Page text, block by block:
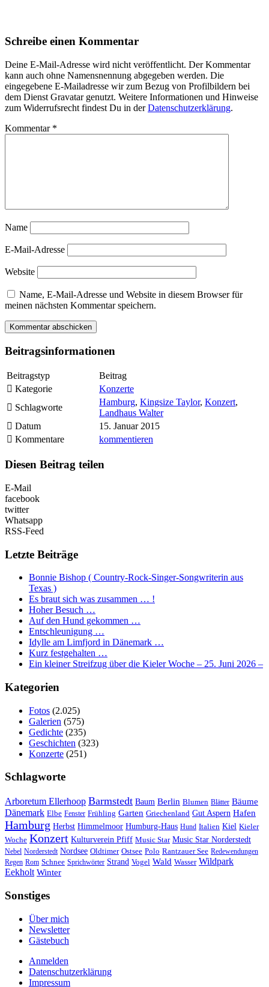
Schreibe einen Kommentar
Deine E-Mail-Adresse wird nicht veröffentlicht. Der Kommentar
kann auch ohne Namensnennung abgegeben werden. Die
eingegebene E-Mailadresse wir zum Bezug von Profilbildern bei
dem Dienst Gravatar genutzt. Weitere Informationen und Hinweise
zum Widerrufsrecht findest Du in derDatenschutzerklärung.
Kommentar *
Name
E-Mail-Adresse
Website
Name, E-Mail-Adresse und Website in diesem Browser für
meinen nächsten Kommentar speichern.
Beitragsinformationen
Beitragstyp
Beitrag
Kategorie
Konzerte
Schlagworte
Hamburg, Kingsize Taylor, Konzert,
Landhaus Walter
Datum
15. Januar 2015
Kommentare
kommentieren
Diesen Beitrag teilen
E-Mail
facebook
twitter
Whatsapp
RSS-Feed
Letzte Beiträge
Bonnie Bishop ( Country-Rock-Singer-Songwriterin aus
Texas )
Es braut sich was zusammen … !
Hoher Besuch …
Auf den Hund gekommen …
Entschleunigung …
Idylle am Limfjord in Dänemark …
Kurz festgehalten …
Ein kleiner Streifzug über die Kieler Woche – 25. Juni 2026 –
Kategorien
Fotos (2.025)
Galerien (575)
Gedichte (235)
Geschichten (323)
Konzerte (251)
Schlagworte
Arboretum Ellerhoop Barmstedt Baum Berlin Blumen Blätter Bäume
Dänemark Elbe Fenster Frühling Garten Griechenland Gut Aspern Hafen
Hamburg Herbst Himmelmoor Humburg-Haus Hund Italien Kiel Kieler
Woche Konzert Kulturverein Pfiff Music Star Music Star Norderstedt
Nebel Norderstedt Nordsee Oldtimer Ostsee Polo Rantzauer See Redewendungen
Regen Rom Schnee Sprichwörter Strand Vogel Wald Wasser Wildpark
Eekholt Winter
Sonstiges
Über mich
Newsletter
Gästebuch
Anmelden
Datenschutzerklärung
Impressum